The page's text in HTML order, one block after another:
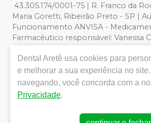
43.305.174/0001-75 | R. Franco da
Maria Goretti, Ribeirão Preto - SP |
Funcionamento ANVISA -
Farmacêutico responsável: Vanessa
CRF/SP nº 52627 | Política de
Fotos meramente ilustrativas - Os
da loja virtual estão sujeitos a
divergência de preços no site, o
Carrinho de Compra. Não vendemos
isso nos reservamos o direito de não
de grandes volumes pelo site.
Dental Aretê usa cookies para
e melhorar a sua experiência no
navegando, você concorda com a
Privacidade.